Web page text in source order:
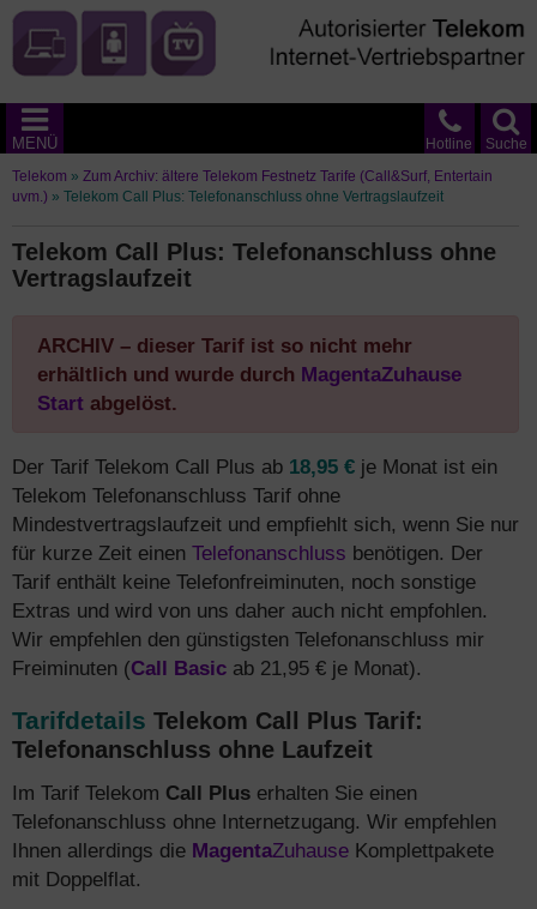
Suche
Hotline
MENÜ
Telekom » Zum Archiv: ältere Telekom Festnetz Tarife (Call&Surf, Entertain
uvm.) » Telekom Call Plus: Telefonanschluss ohne Vertragslaufzeit
Telekom Call Plus: Telefonanschluss ohne
Vertragslaufzeit
ARCHIV – dieser Tarif ist so nicht mehr
erhältlich und wurde durch MagentaZuhause
Start abgelöst.
Der Tarif Telekom Call Plus ab 18,95 € je Monat ist ein
Telekom Telefonanschluss Tarif ohne
Mindestvertragslaufzeit und empfiehlt sich, wenn Sie nur
für kurze Zeit einen Telefonanschluss benötigen. Der
Tarif enthält keine Telefonfreiminuten, noch sonstige
Extras und wird von uns daher auch nicht empfohlen.
Wir empfehlen den günstigsten Telefonanschluss mir
Freiminuten (Call Basic ab 21,95 € je Monat).
Tarifdetails Telekom Call Plus Tarif:
Telefonanschluss ohne Laufzeit
Im Tarif Telekom Call Plus erhalten Sie einen
Telefonanschluss ohne Internetzugang. Wir empfehlen
Ihnen allerdings die MagentaZuhause Komplettpakete
mit Doppelflat.